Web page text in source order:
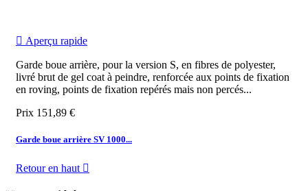
 Aperçu rapide
Garde boue arrière, pour la version S, en fibres de polyester,
livré brut de gel coat à peindre, renforcée aux points de fixation
en roving, points de fixation repérés mais non percés...
Prix 151,89 €
Garde boue arrière SV 1000...
Retour en haut 